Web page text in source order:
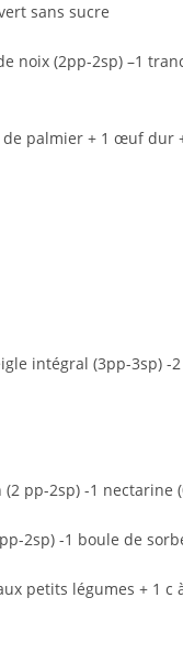
sans sucre
noix (2pp-2sp) –1
palmier + 1 œuf dur
intégral (3pp-3sp)
pp-2sp) -1 nectarine
2sp) -1 boule de
petits légumes + 1 c